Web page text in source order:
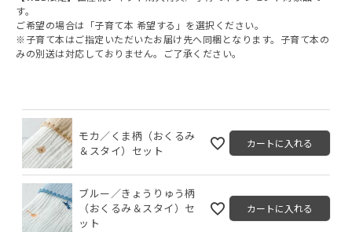
す。
ご希望の場合は「子育て本 希望する」を選択ください。
※子育て本はご指定いただいたお届け先へ同梱となります。子育て本の
みの別送は対応しておりません。ご了承ください。
モカ／くま柄（おくるみ
＆スタイ）セット
カートに入れる
ブルー／きょうりゅう柄
（おくるみ＆スタイ）セ
ット
カートに入れる